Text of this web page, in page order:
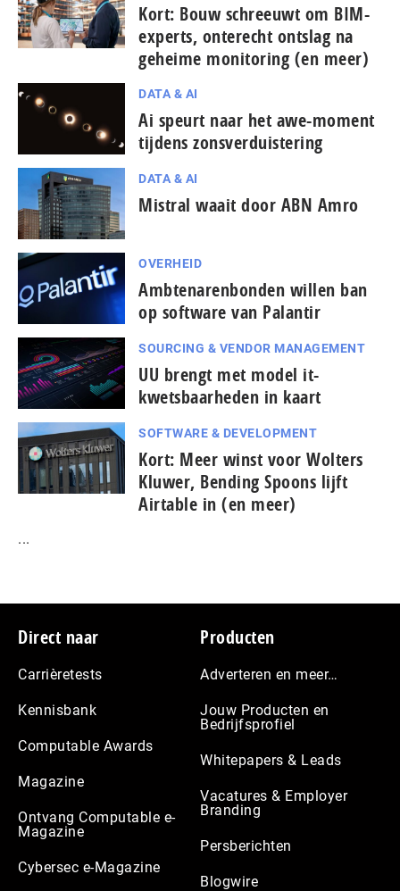
Kort: Bouw schreeuwt om BIM-
experts, onterecht ontslag na
geheime monitoring (en meer)
DATA & AI
Ai speurt naar het awe-moment
tijdens zonsverduistering
DATA & AI
Mistral waait door ABN Amro
OVERHEID
Ambtenarenbonden willen ban
op software van Palantir
SOURCING & VENDOR MANAGEMENT
UU brengt met model it-
kwetsbaarheden in kaart
SOFTWARE & DEVELOPMENT
Kort: Meer winst voor Wolters
Kluwer, Bending Spoons lijft
Airtable in (en meer)
...
Footer
Direct naar
Carrièretests
Kennisbank
Computable Awards
Magazine
Ontvang Computable e-
Magazine
Cybersec e-Magazine
Producten
Adverteren en meer…
Jouw Producten en
Bedrijfsprofiel
Whitepapers & Leads
Vacatures & Employer
Branding
Persberichten
Blogwire